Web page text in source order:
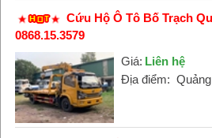
Cứu Hộ Ô Tô Bố Trạch
0868.15.3579
Giá: Liên hệ
Địa điểm: